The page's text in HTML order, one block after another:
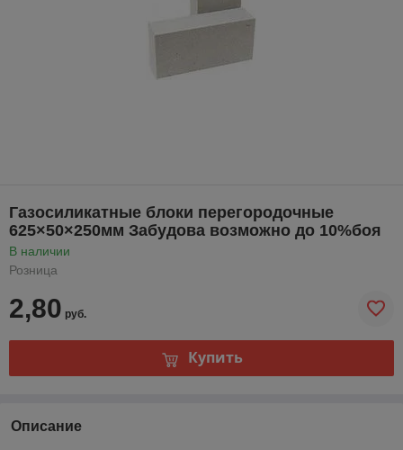
Газосиликатные блоки перегородочные
625×50×250мм Забудова возможно до 10%боя
В наличии
Розница
2,80 руб.
Купить
Описание